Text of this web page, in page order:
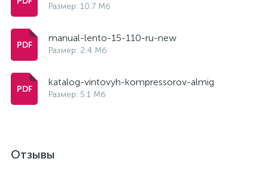
Размер: 10.7 Мб
manual-lento-15-110-ru-new
Размер: 2.4 Мб
katalog-vintovyh-kompressorov-almig
Размер: 5.1 Мб
Отзывы